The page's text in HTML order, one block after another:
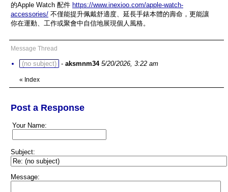
的Apple Watch 配件 https://www.inexioo.com/apple-watch-
accessories/ 不僅能提升佩戴舒適度、延長手錶本體的壽命，更能讓
你在運動、工作或聚會中自信地展現個人風格。
Message Thread
(no subject) - aksmnm34 5/20/2026, 3:22 am
« Index
Post a Response
Your Name:
Subject:
Message: